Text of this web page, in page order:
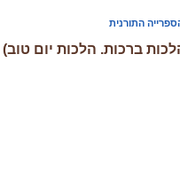
התורנית
ברכות. הלכות יום טוב)